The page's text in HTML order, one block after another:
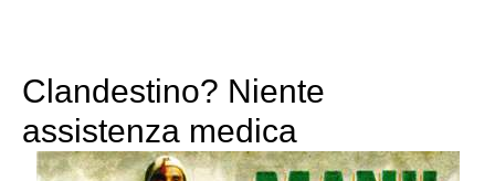
Clandestino? Niente
assistenza medica